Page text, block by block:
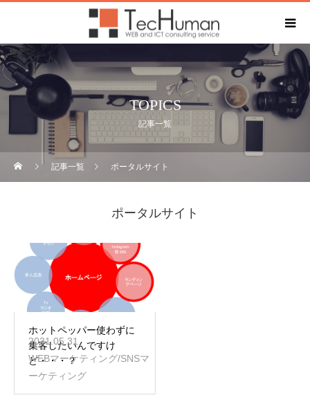
TOPICS
記事一覧
記事一覧 ポータルサイト
ポータルサイト
ホットペッパー使わずに
集客したいんですけ
ど・・・？
2021.05.31
WEBマーケティング/SNSマ
ーケティング